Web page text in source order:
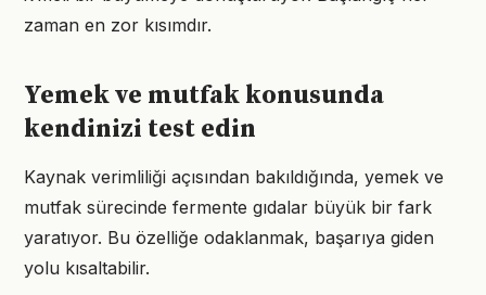
zaman en zor kısımdır.
Yemek ve mutfak konusunda
kendinizi test edin
Kaynak verimliliği açısından bakıldığında, yemek ve
mutfak sürecinde fermente gıdalar büyük bir fark
yaratıyor. Bu özelliğe odaklanmak, başarıya giden
yolu kısaltabilir.